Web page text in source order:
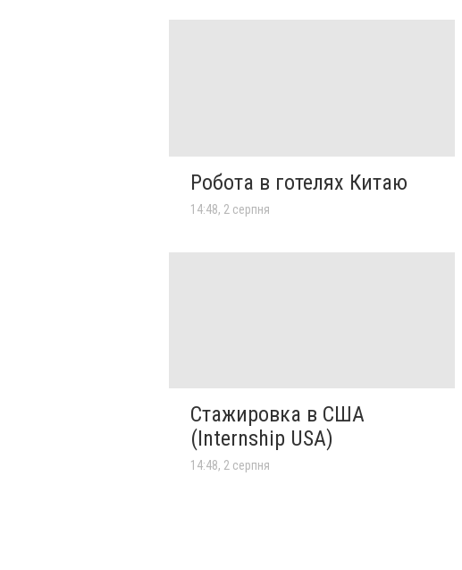
Робота в готелях Китаю
14:48, 2 серпня
Стажировка в США
(Internship USA)
14:48, 2 серпня